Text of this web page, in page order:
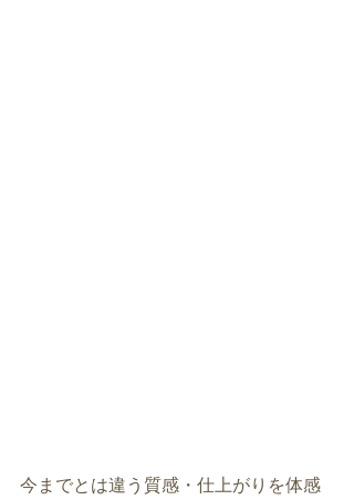
今までとは違う質感・仕上がりを体感